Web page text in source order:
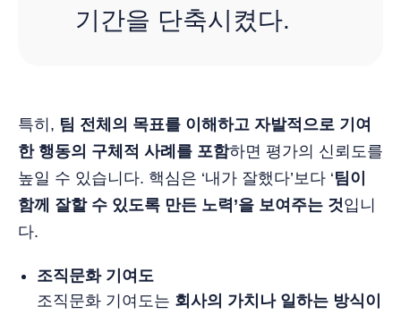
기간을 단축시켰다.
특히, 팀 전체의 목표를 이해하고 자발적으로 기여
한 행동의 구체적 사례를 포함하면 평가의 신뢰도를
높일 수 있습니다. 핵심은 ‘내가 잘했다’보다 ‘팀이
함께 잘할 수 있도록 만든 노력’을 보여주는 것입니
다.
조직문화 기여도
조직문화 기여도는 회사의 가치나 일하는 방식이